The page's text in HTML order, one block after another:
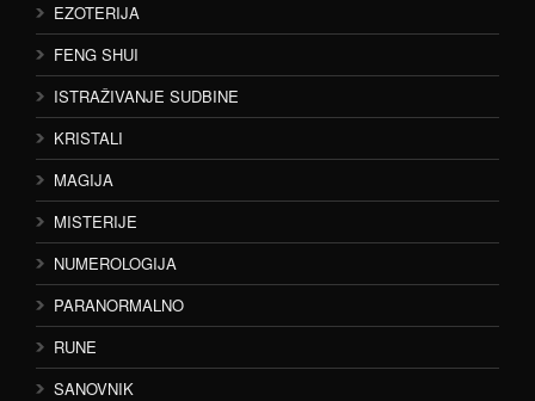
EZOTERIJA
FENG SHUI
ISTRAŽIVANJE SUDBINE
KRISTALI
MAGIJA
MISTERIJE
NUMEROLOGIJA
PARANORMALNO
RUNE
SANOVNIK